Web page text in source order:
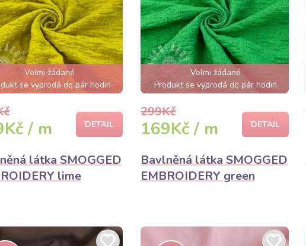
Velmi žádané
se vyprodá do pár hodin
/ m DETAIL
látka SMOGGED
lime
Velmi žádané
Produkt se vyprodá do pár hodin
299Kč
169Kč / m DETAIL
Bavlněná látka SMOGGED
EMBROIDERY green